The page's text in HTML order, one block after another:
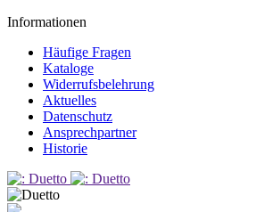
Informationen
Häufige Fragen
Kataloge
Widerrufsbelehrung
Aktuelles
Datenschutz
Ansprechpartner
Historie